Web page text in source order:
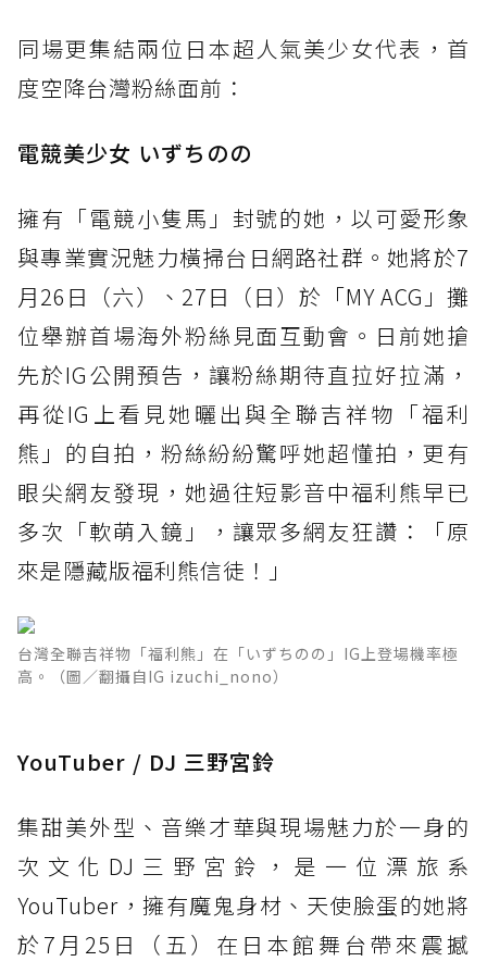
同場更集結兩位日本超人氣美少女代表，首
度空降台灣粉絲面前：
電競美少女 いずちのの
擁有「電競小隻馬」封號的她，以可愛形象
與專業實況魅力橫掃台日網路社群。她將於7
月26日（六）、27日（日）於「MY ACG」攤
位舉辦首場海外粉絲見面互動會。日前她搶
先於IG公開預告，讓粉絲期待直拉好拉滿，
再從IG上看見她曬出與全聯吉祥物「福利
熊」的自拍，粉絲紛紛驚呼她超懂拍，更有
眼尖網友發現，她過往短影音中福利熊早已
多次「軟萌入鏡」，讓眾多網友狂讚：「原
來是隱藏版福利熊信徒！」
台灣全聯吉祥物「福利熊」在「いずちのの」IG上登場機率極
高。（圖／翻攝自IG izuchi_nono）
YouTuber / DJ 三野宮鈴
集甜美外型、音樂才華與現場魅力於一身的
次文化DJ三野宮鈴，是一位漂旅系
YouTuber，擁有魔鬼身材、天使臉蛋的她將
於7月25日（五）在日本館舞台帶來震撼